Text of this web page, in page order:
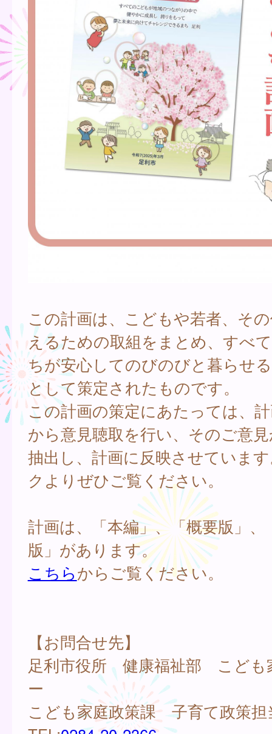
この計画は、こどもや若者、そ
えるための取組をまとめ、すべ
ちが安心してのびのびと暮らせ
として策定されたものです。
この計画の策定にあたっては、
から意見聴取を行い、そのご意
抽出し、計画に反映させていま
クよりぜひご覧ください。
計画は、「本編」、「概要版」、
版」があります。
こちらからご覧ください。
【お問合せ先】
足利市役所 健康福祉部 こども
ー
こども家庭政策課 子育て政策担